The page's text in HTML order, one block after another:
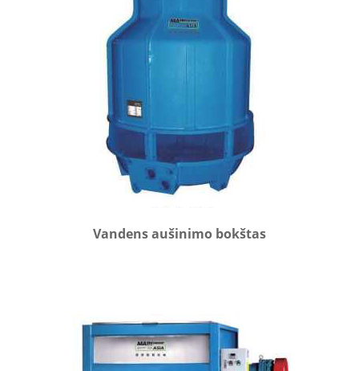
Vandens aušinimo bokštas